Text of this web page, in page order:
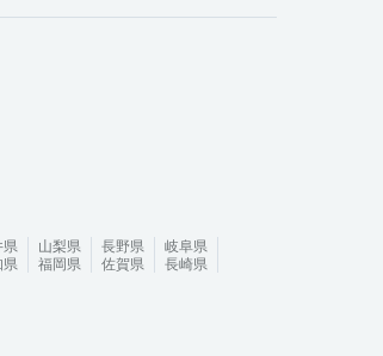
県 山梨県 長野県
岐阜県
県 福岡県 佐賀県
長崎県